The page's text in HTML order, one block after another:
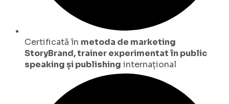
Certificată în metoda de marketing
StoryBrand, trainer experimentat în public
speaking și publishing internațional